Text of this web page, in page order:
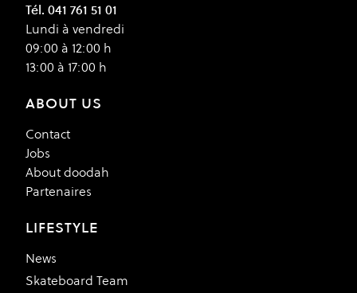
Tél. 041 761 51 01
Lundi à vendredi
09:00 à 12:00 h
13:00 à 17:00 h
ABOUT US
Contact
Jobs
About doodah
Partenaires
LIFESTYLE
News
Skateboard Team